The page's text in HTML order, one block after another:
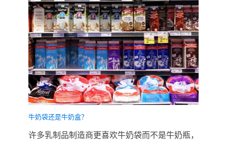
牛奶袋还是牛奶盒？
许多乳制品制造商更喜欢牛奶袋而不是牛奶瓶，